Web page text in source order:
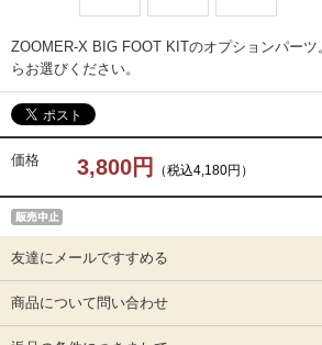
ZOOMER-X BIG FOOT KITのオプションパー
らお選びください。
価格 3,800円 （税込4,180円）
友達にメールですすめる
商品について問い合わせ